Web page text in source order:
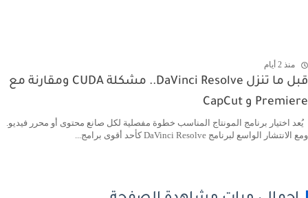
منذ 2 أيام
قبل ما تنزل DaVinci Resolve.. مشكلة CUDA ومقارنة مع
Premiere و CapCut
يُعد اختيار برنامج المونتاج المناسب خطوة مفصلية لكل صانع محتوى أو محرر فيديو.
ومع الانتشار الواسع لبرنامج DaVinci Resolve كأحد أقوى برامج...